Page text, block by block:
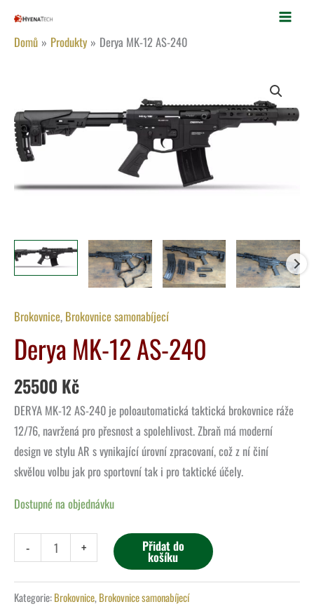
obsahDomů Produkty Derya MK-12 AS-240
Brokovnice, Brokovnice samonabíjecí
Derya MK-12 AS-240
25500 Kč
DERYA MK-12 AS-240 je poloautomatická taktická brokovnice ráže
12/76, navržená pro přesnost a spolehlivost. Zbraň má moderní
design ve stylu AR s vynikající úrovní zpracovaní, což z ní činí
skvělou volbu jak pro sportovní tak i pro taktické účely.
Dostupné na objednávku
-
12
AS-
240
+ Přidat do
košíku
Kategorie:Brokovnice, Brokovnice samonabíjecí